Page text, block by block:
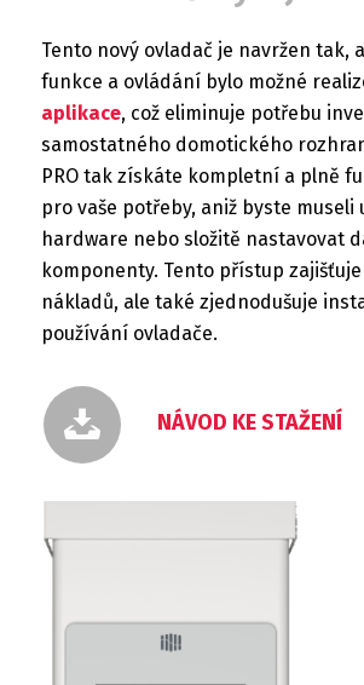
Tento nový ovladač je navržen tak,
funkce a ovládání bylo možné
aplikace, což eliminuje potřebu
samostatného domotického
PRO tak získáte kompletní a plně
pro vaše potřeby, aniž byste museli
hardware nebo složitě nastavovat
komponenty. Tento přístup
nákladů, ale také zjednodušuje
používání ovladače.
NÁVOD KE STAŽENÍ